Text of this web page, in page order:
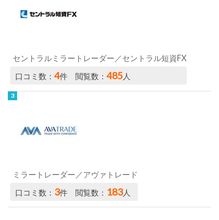
セントラルミラートレーダー／セントラル短資FX
口コミ数：4件 閲覧数：485人
ミラートレーダー／アヴァトレード
口コミ数： 3件 閲覧数： 183人